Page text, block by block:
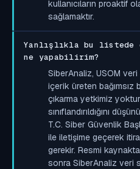
kullanıcıların proaktif
sağlamaktır.
Yanlışlıkla bu listede
ne yapabilirim?
SiberAnaliz, USOM
içerik üreten bağımsız
çıkarma yetkimiz
sınıflandırıldığını
T.C. Siber Güvenlik
ile iletişime geçerek
gerekir. Resmi
sonra SiberAnaliz veri